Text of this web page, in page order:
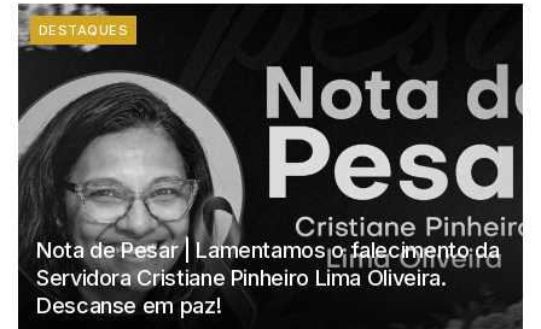
DESTAQUES
Nota de Pesar | Lamentamos o falecimento da
Servidora Cristiane Pinheiro Lima Oliveira.
Descanse em paz!